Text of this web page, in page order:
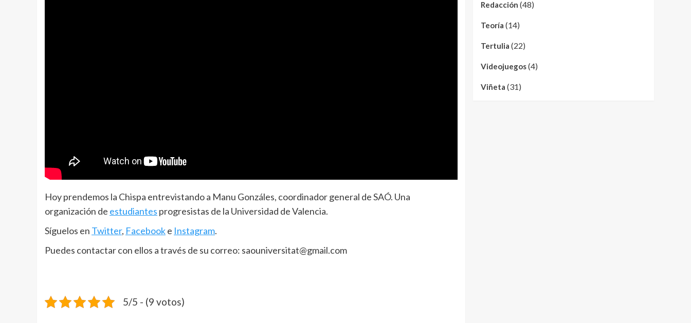
Hoy prendemos la Chispa entrevistando a Manu Gonzáles, coordinador general de SAÓ. Una
organización de estudiantes progresistas de la Universidad de Valencia.
Síguelos en Twitter, Facebooke Instagram.
Puedes contactar con ellos a través de su correo: saouniversitat@gmail.com
5/5 - (9 votos)
Redacción (48)
Teoría (14)
Tertulia (22)
Videojuegos(4)
Viñeta (31)